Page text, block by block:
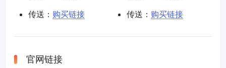
传送： 购买链接
传送： 购买链接
官网链接